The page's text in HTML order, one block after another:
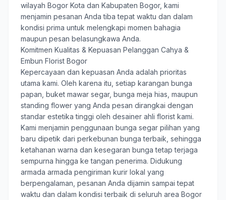
wilayah Bogor Kota dan Kabupaten Bogor, kami
menjamin pesanan Anda tiba tepat waktu dan dalam
kondisi prima untuk melengkapi momen bahagia
maupun pesan belasungkawa Anda.
Komitmen Kualitas & Kepuasan Pelanggan Cahya &
Embun Florist Bogor
Kepercayaan dan kepuasan Anda adalah prioritas
utama kami. Oleh karena itu, setiap karangan bunga
papan, buket mawar segar, bunga meja hias, maupun
standing flower yang Anda pesan dirangkai dengan
standar estetika tinggi oleh desainer ahli florist kami.
Kami menjamin penggunaan bunga segar pilihan yang
baru dipetik dari perkebunan bunga terbaik, sehingga
ketahanan warna dan kesegaran bunga tetap terjaga
sempurna hingga ke tangan penerima. Didukung
armada armada pengiriman kurir lokal yang
berpengalaman, pesanan Anda dijamin sampai tepat
waktu dan dalam kondisi terbaik di seluruh area Bogor